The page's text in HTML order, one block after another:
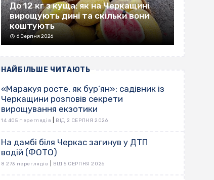
До 12 кг з куща: як на Черкащині
вирощують дині та скільки вони
коштують
6 Серпня 2026
НАЙБІЛЬШЕ ЧИТАЮТЬ
«Маракуя росте, як бур’ян»: садівник із
Черкащини розповів секрети
вирощування екзотики
14 405 переглядів ВІД 2 СЕРПНЯ 2026
На дамбі біля Черкас загинув у ДТП
водій (ФОТО)
8 273 переглядів ВІД 5 СЕРПНЯ 2026